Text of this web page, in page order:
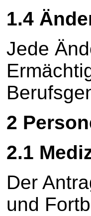
1.4
Jede
2
2.1
Der
und